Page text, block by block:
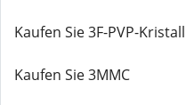
Kaufen Sie 3F-PVP-Kristall
Kaufen Sie 3MMC